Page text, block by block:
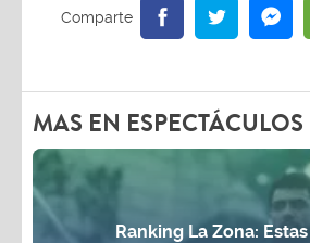
MAS EN ESPECTÁCULOS
Ranking La Zona: